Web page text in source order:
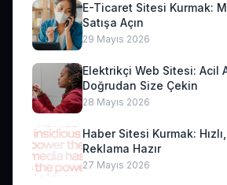
E-Ticaret Sitesi Kurmak:
Satışa Açın
29 Mayıs 2026
Elektrikçi Web Sitesi: Acil
Doğrudan Size Çekin
28 Mayıs 2026
Haber Sitesi Kurmak:
Reklama Hazır
27 Mayıs 2026